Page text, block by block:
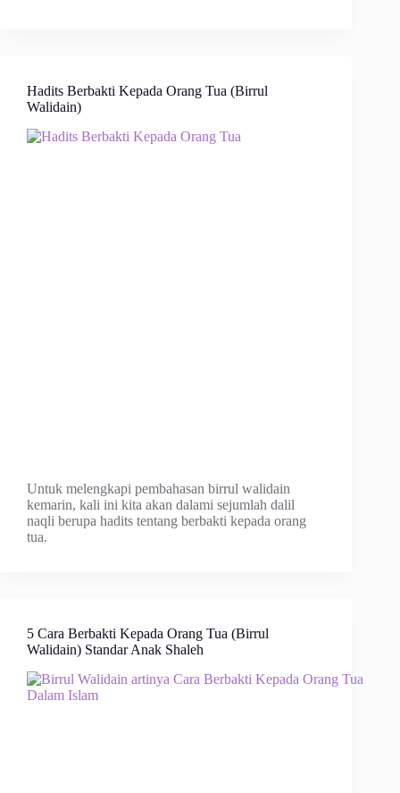
Hadits Berbakti Kepada Orang Tua (Birrul
Walidain)
Untuk melengkapi pembahasan birrul walidain
kemarin, kali ini kita akan dalami sejumlah dalil
naqli berupa hadits tentang berbakti kepada orang
tua.
5 Cara Berbakti Kepada Orang Tua (Birrul
Walidain) Standar Anak Shaleh